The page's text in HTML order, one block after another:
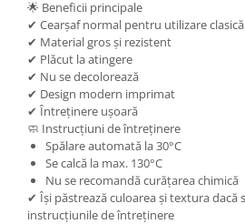
🌟 Beneficii principale
✔ Cearșaf normal pentru utilizare clasică
✔ Material gros și rezistent
✔ Plăcut la atingere
✔ Nu se decolorează
✔ Design modern imprimat
✔ Întreținere ușoară
🧼 Instrucțiuni de întreținere
Spălare automată la 30°C
Se calcă la max. 130°C
Nu se recomandă curățarea chimică
✔ Își păstrează culoarea și textura dacă
instrucțiunile de întreținere